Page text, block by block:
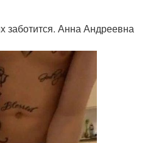
заботится. Анна Андреевна